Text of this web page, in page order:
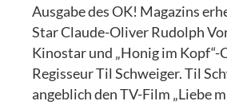
Ausgabe des OK! Magazins
Star Claude-Oliver Rudolph
Kinostar und „Honig im Kopf“-
Regisseur Til Schweiger. Til
angeblich den TV-Film „Liebe